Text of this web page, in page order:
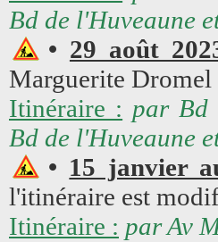
Bd de l'Huveaune
• 29 août
Marguerite Dromel
Itinéraire : par Bd
Bd de l'Huveaune
• 15 janvier
l'itinéraire est
Itinéraire : par Av